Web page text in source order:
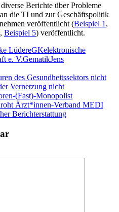
Berichte über Probleme
die TI und zur Geschäftspolitik
veröffentlicht (Beispiel 1 ,
, Beispiel 5) veröffentlicht.
LüdereGKelektronische
e. V.GematikJens
des Gesundheitssektors nicht
Vernetzung nicht
(Fast)-Monopolist
Ärzt*innen-Verband MEDI
Berichterstattung